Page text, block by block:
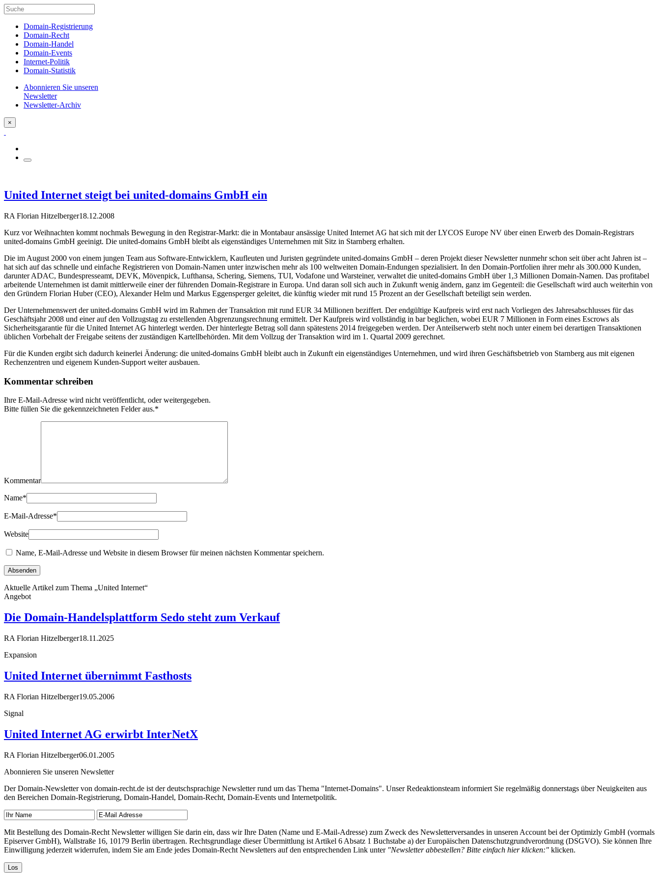
Domain-Registrierung
Domain-Recht
Domain-Handel
Domain-Events
Internet-Politik
Domain-Statistik
Abonnieren Sie unseren
Newsletter
Newsletter-Archiv
×
United Internet steigt bei united-domains GmbH ein
RA Florian Hitzelberger18.12.2008
Kurz vor Weihnachten kommt nochmals Bewegung in den Registrar-Markt: die in Montabaur ansässige United Internet AG hat sich mit der LYCOS Europe NV über einen Erwerb des Domain-Registrars
united-domains GmbH geeinigt. Die united-domains GmbH bleibt als eigenständiges Unternehmen mit Sitz in Starnberg erhalten.
Die im August 2000 von einem jungen Team aus Software-Entwicklern, Kaufleuten und Juristen gegründete united-domains GmbH – deren Projekt dieser Newsletter nunmehr schon seit über acht Jahren ist –
hat sich auf das schnelle und einfache Registrieren von Domain-Namen unter inzwischen mehr als 100 weltweiten Domain-Endungen spezialisiert. In den Domain-Portfolien ihrer mehr als 300.000 Kunden,
darunter ADAC, Bundespresseamt, DEVK, Mövenpick, Lufthansa, Schering, Siemens, TUI, Vodafone und Warsteiner, verwaltet die united-domains GmbH über 1,3 Millionen Domain-Namen. Das profitabel
arbeitende Unternehmen ist damit mittlerweile einer der führenden Domain-Registrare in Europa. Und daran soll sich auch in Zukunft wenig ändern, ganz im Gegenteil: die Gesellschaft wird auch weiterhin von
den Gründern Florian Huber (CEO), Alexander Helm und Markus Eggensperger geleitet, die künftig wieder mit rund 15 Prozent an der Gesellschaft beteiligt sein werden.
Der Unternehmenswert der united-domains GmbH wird im Rahmen der Transaktion mit rund EUR 34 Millionen beziffert. Der endgültige Kaufpreis wird erst nach Vorliegen des Jahresabschlusses für das
Geschäftsjahr 2008 und einer auf den Vollzugstag zu erstellenden Abgrenzungsrechnung ermittelt. Der Kaufpreis wird vollständig in bar beglichen, wobei EUR 7 Millionen in Form eines Escrows als
Sicherheitsgarantie für die United Internet AG hinterlegt werden. Der hinterlegte Betrag soll dann spätestens 2014 freigegeben werden. Der Anteilserwerb steht noch unter einem bei derartigen Transaktionen
üblichen Vorbehalt der Freigabe seitens der zuständigen Kartellbehörden. Mit dem Vollzug der Transaktion wird im 1. Quartal 2009 gerechnet.
Für die Kunden ergibt sich dadurch keinerlei Änderung: die united-domains GmbH bleibt auch in Zukunft ein eigenständiges Unternehmen, und wird ihren Geschäftsbetrieb von Starnberg aus mit eigenen
Rechenzentren und eigenem Kunden-Support weiter ausbauen.
Kommentar schreiben
Ihre E-Mail-Adresse wird nicht veröffentlicht, oder weitergegeben.
Bitte füllen Sie die gekennzeichneten Felder aus.*
Kommentar
Name*
E-Mail-Adresse*
Website
Name, E-Mail-Adresse und Website in diesem Browser für meinen nächsten Kommentar speichern.
Aktuelle Artikel zum Thema „United Internet“
Angebot
Die Domain-Handelsplattform Sedo steht zum Verkauf
RA Florian Hitzelberger18.11.2025
Expansion
United Internet übernimmt Fasthosts
RA Florian Hitzelberger19.05.2006
Signal
United Internet AG erwirbt InterNetX
RA Florian Hitzelberger06.01.2005
Abonnieren Sie unseren Newsletter
Der Domain-Newsletter von domain-recht.de ist der deutschsprachige Newsletter rund um das Thema "Internet-Domains". Unser Redeaktionsteam informiert Sie regelmäßig donnerstags über Neuigkeiten aus
den Bereichen Domain-Registrierung, Domain-Handel, Domain-Recht, Domain-Events und Internetpolitik.
Mit Bestellung des Domain-Recht Newsletter willigen Sie darin ein, dass wir Ihre Daten (Name und E-Mail-Adresse) zum Zweck des Newsletterversandes in unseren Account bei der Optimizly GmbH (vormals
Episerver GmbH), Wallstraße 16, 10179 Berlin übertragen. Rechtsgrundlage dieser Übermittlung ist Artikel 6 Absatz 1 Buchstabe a) der Europäischen Datenschutzgrundverordnung (DSGVO). Sie können Ihre
Einwilligung jederzeit widerrufen, indem Sie am Ende jedes Domain-Recht Newsletters auf den entsprechenden Link unter "Newsletter abbestellen? Bitte einfach hier klicken:" klicken.